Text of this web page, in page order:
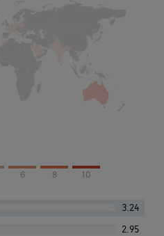
6 8 10
3.24
2.95